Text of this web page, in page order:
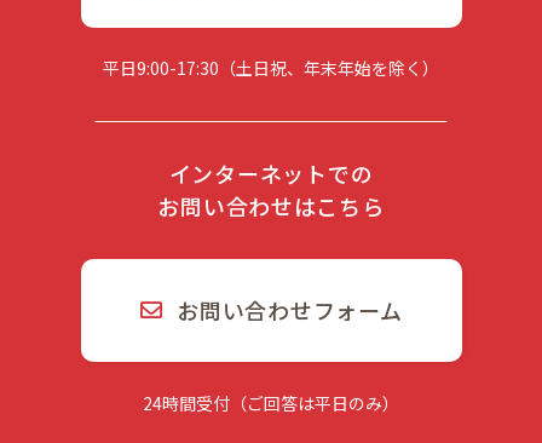
平日9:00-17:30（土日祝、年末年始を除く）
インターネットでの
お問い合わせはこちら
お問い合わせフォーム
24時間受付（ご回答は平日のみ）